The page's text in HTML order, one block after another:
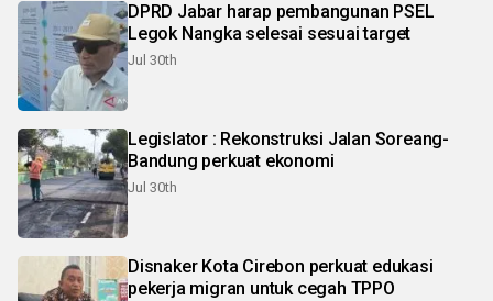
DPRD Jabar harap pembangunan PSEL
Legok Nangka selesai sesuai target
Jul 30th
Legislator : Rekonstruksi Jalan Soreang-
Bandung perkuat ekonomi
Jul 30th
Disnaker Kota Cirebon perkuat edukasi
pekerja migran untuk cegah TPPO